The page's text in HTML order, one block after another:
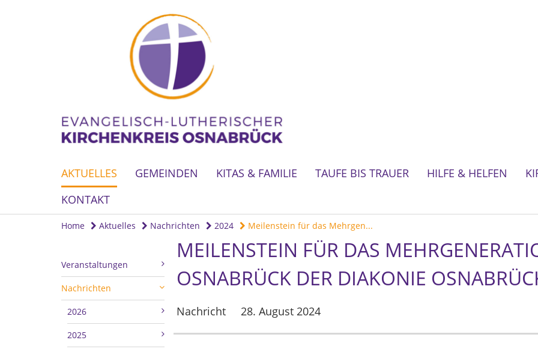
AKTUELLES GEMEINDEN KITAS & FAMILIE TAUFE BIS TRAUER HILFE & HELFEN
KONTAKT
Home Aktuelles Nachrichten 2024 Meilenstein für das Mehrgen...
Veranstaltungen
Nachrichten
2026
2025
MEILENSTEIN FÜR DAS
OSNABRÜCK DER DIAKONIE
Nachricht 28. August 2024